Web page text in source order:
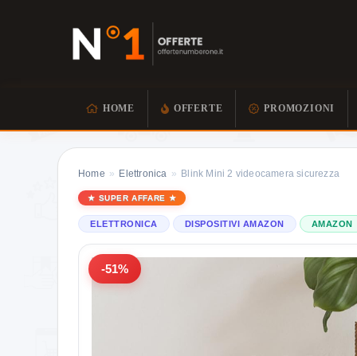
HOME OFFERTE PROMOZIONI
Home » Elettronica » Blink Mini 2 videocamera sicurezza
SUPER AFFARE
ELETTRONICA DISPOSITIVI AMAZON AMAZON
-51%